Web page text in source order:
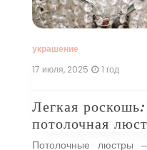
украшение
17 июля, 2025 1 год
Легкая
потолочная
Потолочные люстры